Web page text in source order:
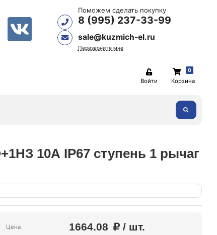
Поможем сделать покупку
8 (995) 237-33-99
sale@kuzmich-el.ru
Перезвоните мне
Войти
0
Корзина
10А IP67 ступень 1 рычаг
Цена 1664.08 / шт.